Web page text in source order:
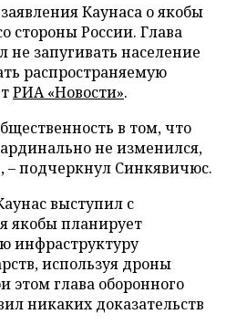
Каунаса о якобы
стороны России. Глава
не запугивать население
распространяемую
РИА «Новости».
в том, что
не изменился,
– подчеркнул Синкявичюс.
выступил с
якобы планирует
инфраструктуру
используя дроны
этом глава оборонного
никаких доказательств